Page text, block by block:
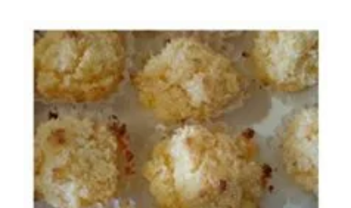
Loja
Blog
Contactos